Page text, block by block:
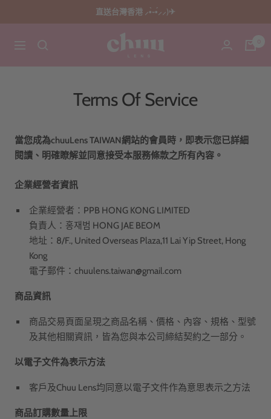
直送台灣香港 ⸝•̀֊•́⸝⸝)✈
導
chuu
lens
tw
Terms Of Service
當您成為chuuLens TAIWAN網站的會員時，即表示您已詳細
閱讀、明確瞭解並同意接受本服務條款之所有內容。
企業經營者資訊
企業經營者：PPB HONG KONG LIMITED
負責人： 홍재범 HONG JAE BEOM
地址：8/F., United Overseas Plaza,11 Lai Yip Street, Hong
Kong
電子郵件： chuulens.taiwan@gmail.com
商品資訊
商品交易頁面呈現之商品名稱、價格、內容、規格、型號
及其他相關資訊，皆為您與本公司締結契約之一部分。
以電子文件為表示方法
客戶及Chuu Lens均同意以電子文件作為意思表示之方法
商品訂購數量上限